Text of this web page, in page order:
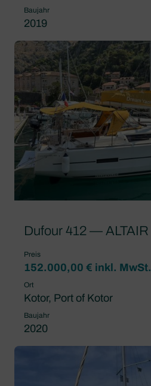
Baujahr
2019
Dufour 412 — ALTAIR
Preis
152.000,00 € inkl. MwSt.
Ort
Kotor, Port of Kotor
Baujahr
2020